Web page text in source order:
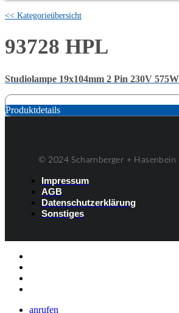
<< Kategorieübersicht
93728 HPL
Studiolampe 19x104mm 2 Pin 230V
Produktdetails
© 2024 Scharnberger + Hasenbein
Impressum
AGB
Datenschutzerklärung
Sonstiges
anrufen